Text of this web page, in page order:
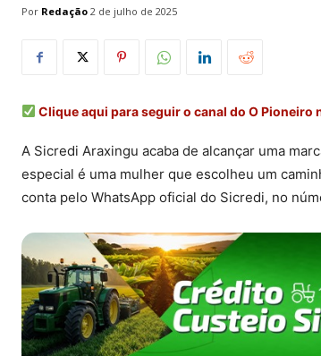
Por Redação 2 de julho de 2025
Clique aqui para seguir o canal do O Pioneiro
A Sicredi Araxingu acaba de alcançar uma
especial é uma mulher que escolheu um
conta pelo WhatsApp oficial do Sicredi, no